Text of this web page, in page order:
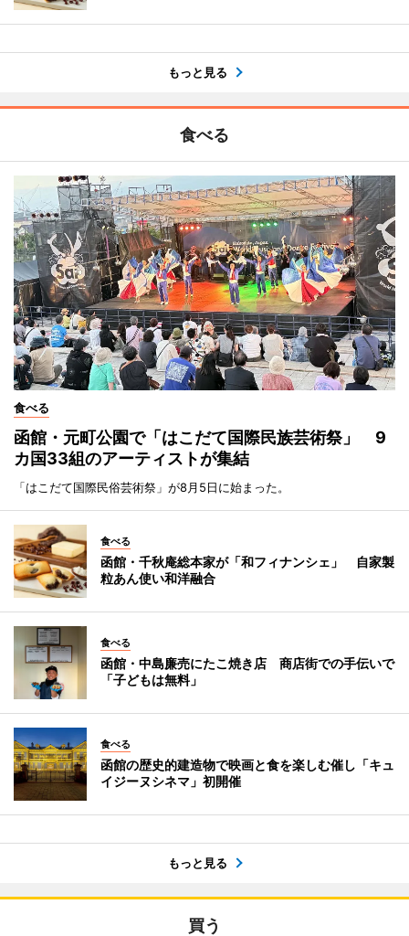
もっと見る
食べる
食べる
函館・元町公園で「はこだて国際民族芸術祭」 9
カ国33組のアーティストが集結
「はこだて国際民俗芸術祭」が8月5日に始まった。
食べる
函館・千秋庵総本家が「和フィナンシェ」 自家製
粒あん使い和洋融合
食べる
函館・中島廉売にたこ焼き店 商店街での手伝いで
「子どもは無料」
食べる
函館の歴史的建造物で映画と食を楽しむ催し「キュ
イジーヌシネマ」初開催
もっと見る
買う